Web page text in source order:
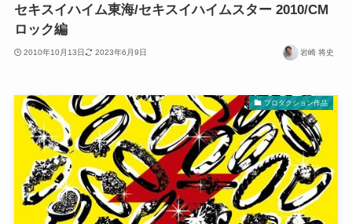
セキスイハイム東海/セキスイハイムスター 2010/CM
ロック編
2010年10月13日 2023年6月9日 岩崎 将史
プロダクション作品